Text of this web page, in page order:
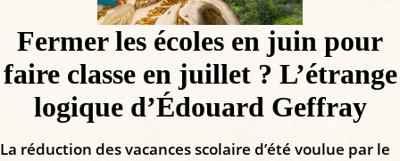
Fermer les écoles en juin pour
faire classe en juillet ? L’étrange
logique d’Édouard Geffray
La réduction des vacances scolaire d’été voulue par le